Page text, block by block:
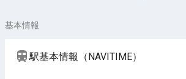
基本情報
駅基本情報（NAVITIME）